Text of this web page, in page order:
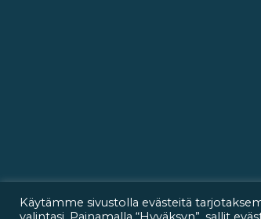
Käytämme sivustolla evästeitä